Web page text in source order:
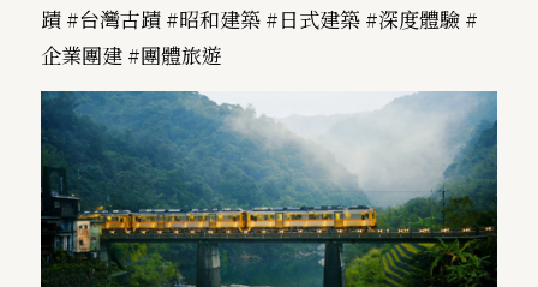
蹟 #台灣古蹟 #昭和建築 #日式建築 #深度體驗 #
企業團建 #團體旅遊